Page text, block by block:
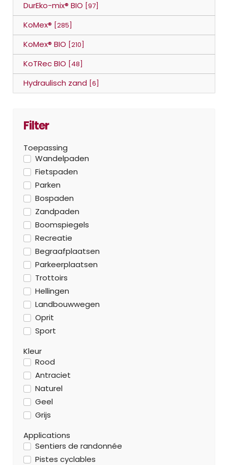
DurEko-mix® BIO [97]
KoMex® [285]
KoMex® BIO [210]
KoTRec BIO [48]
Hydraulisch zand [6]
Filter
Toepassing
Wandelpaden
Fietspaden
Parken
Bospaden
Zandpaden
Boomspiegels
Recreatie
Begraafplaatsen
Parkeerplaatsen
Trottoirs
Hellingen
Landbouwwegen
Oprit
Sport
Kleur
Rood
Antraciet
Naturel
Geel
Grijs
Applications
Sentiers de randonnée
Pistes cyclables